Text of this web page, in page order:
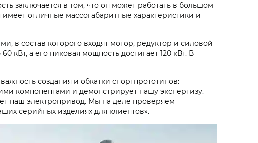
заключается в том, что он может работать в большом
отличные массогабаритные характеристики и
в состав которого входят мотор, редуктор и силовой
а его пиковая мощность достигает 120 кВт. В
создания и обкатки спортпрототипов:
компонентами и демонстрирует нашу экспертизу.
наш электропривод. Мы на деле проверяем
серийных изделиях для клиентов».